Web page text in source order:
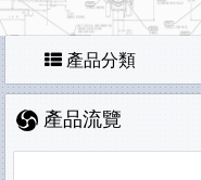
產品分類
產品流覽